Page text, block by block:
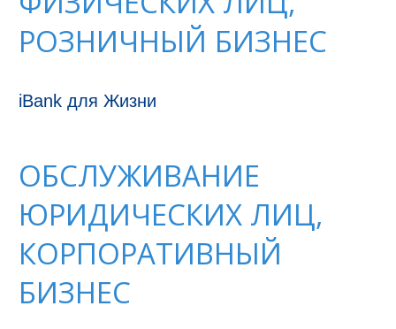
РОЗНИЧНЫЙ БИЗНЕС
iBank для Жизни
ОБСЛУЖИВАНИЕ
ЮРИДИЧЕСКИХ ЛИЦ,
КОРПОРАТИВНЫЙ
БИЗНЕС